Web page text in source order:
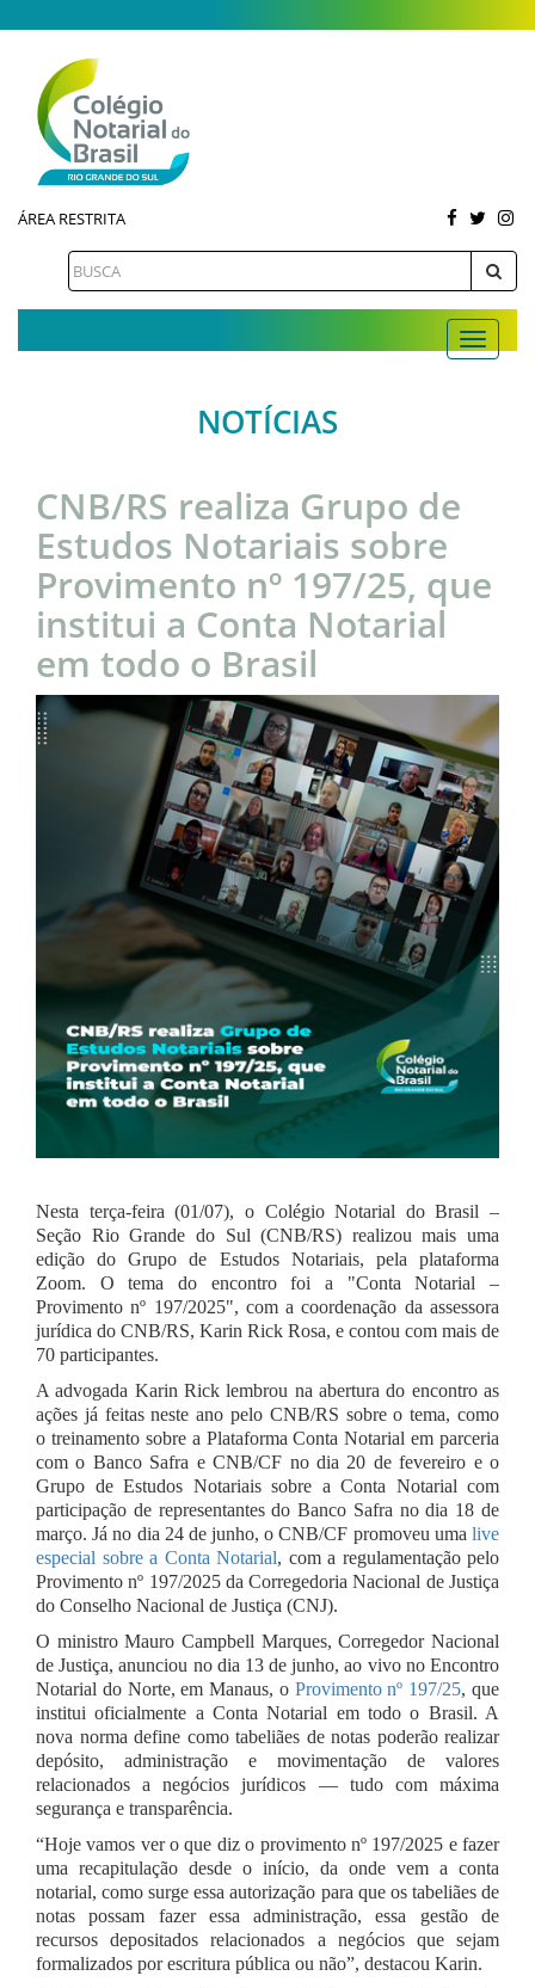
ÁREA RESTRITA
NOTÍCIAS
CNB/RS realiza Grupo de
Estudos Notariais sobre
Provimento nº 197/25, que
institui a Conta Notarial
em todo o Brasil
Nesta terça-feira (01/07), o Colégio Notarial do Brasil –
Seção Rio Grande do Sul (CNB/RS) realizou mais uma
edição do Grupo de Estudos Notariais, pela plataforma
Zoom. O tema do encontro foi a "Conta Notarial –
Provimento nº 197/2025", com a coordenação da assessora
jurídica do CNB/RS, Karin Rick Rosa, e contou com mais de
70 participantes.
A advogada Karin Rick lembrou na abertura do encontro as
ações já feitas neste ano pelo CNB/RS sobre o tema, como
o treinamento sobre a Plataforma Conta Notarial em parceria
com o Banco Safra e CNB/CF no dia 20 de fevereiro e o
Grupo de Estudos Notariais sobre a Conta Notarial com
participação de representantes do Banco Safra no dia 18 de
março. Já no dia 24 de junho, o CNB/CF promoveu uma live
especial sobre a Conta Notarial, com a regulamentação pelo
Provimento nº 197/2025 da Corregedoria Nacional de Justiça
do Conselho Nacional de Justiça (CNJ).
O ministro Mauro Campbell Marques, Corregedor Nacional
de Justiça, anunciou no dia 13 de junho, ao vivo no Encontro
Notarial do Norte, em Manaus, o Provimento nº 197/25, que
institui oficialmente a Conta Notarial em todo o Brasil. A
nova norma define como tabeliães de notas poderão realizar
depósito, administração e movimentação de valores
relacionados a negócios jurídicos — tudo com máxima
segurança e transparência.
“Hoje vamos ver o que diz o provimento nº 197/2025 e fazer
uma recapitulação desde o início, da onde vem a conta
notarial, como surge essa autorização para que os tabeliães de
notas possam fazer essa administração, essa gestão de
recursos depositados relacionados a negócios que sejam
formalizados por escritura pública ou não”, destacou Karin.